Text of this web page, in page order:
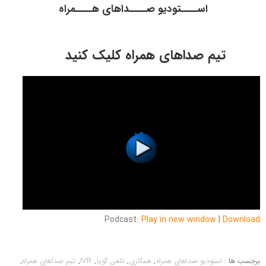
اســــتودیو صــــداهای هــــمراه
تیم صداهای همراه کلیک کنید
Podcast: Play in new window | Download
برجسب ها : استودیو صداهای همراه,همکاری, تلفن گویا,
IVR
, تیم صداهای همراه,